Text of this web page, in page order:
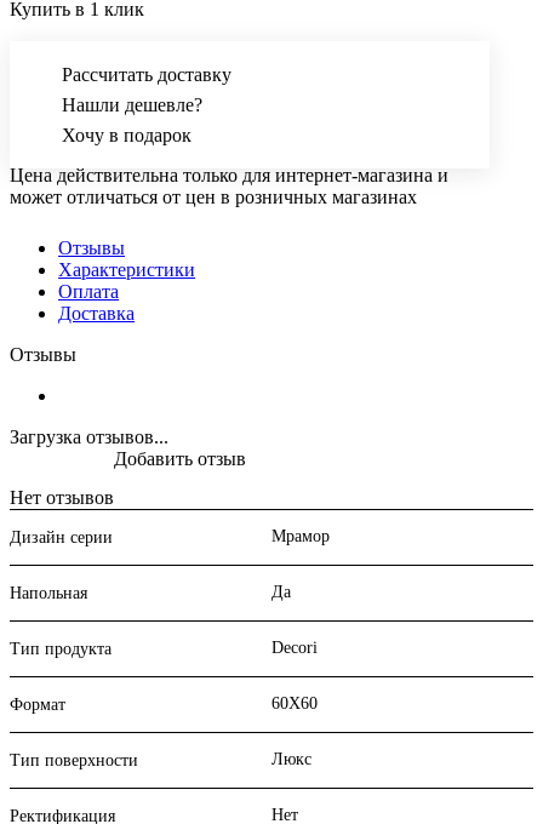
Купить в 1 клик
Рассчитать доставку
Нашли дешевле?
Хочу в подарок
Цена действительна только для интернет-магазина и
может отличаться от цен в розничных магазинах
Отзывы
Характеристики
Оплата
Доставка
Отзывы
Загрузка отзывов...
Нет отзывов
Добавить отзыв
Дизайн серии Мрамор
Напольная Да
Тип продукта Decori
Формат 60X60
Тип поверхности Люкс
Ректификация Нет